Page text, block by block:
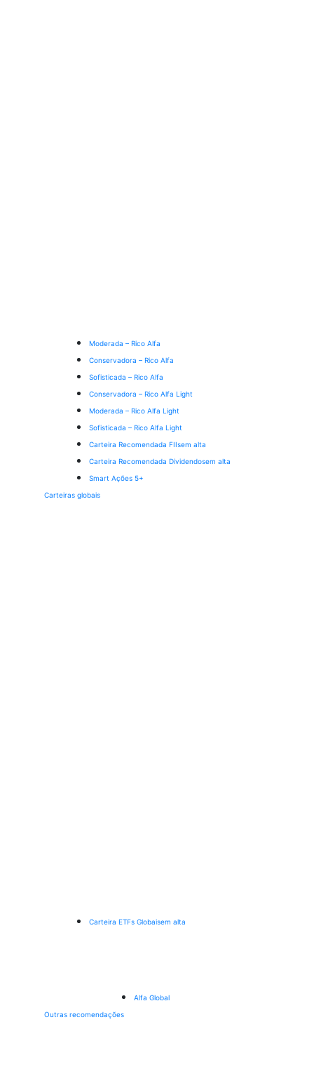
Moderada – Rico Alfa
Conservadora – Rico Alfa
Sofisticada – Rico Alfa
Conservadora – Rico Alfa Light
Moderada – Rico Alfa Light
Sofisticada – Rico Alfa Light
Carteira Recomendada FIIsem alta
Carteira Recomendada Dividendosem alta
Smart Ações 5+
Carteiras globais
Carteira ETFs Globaisem alta
Alfa Global
Outras recomendações